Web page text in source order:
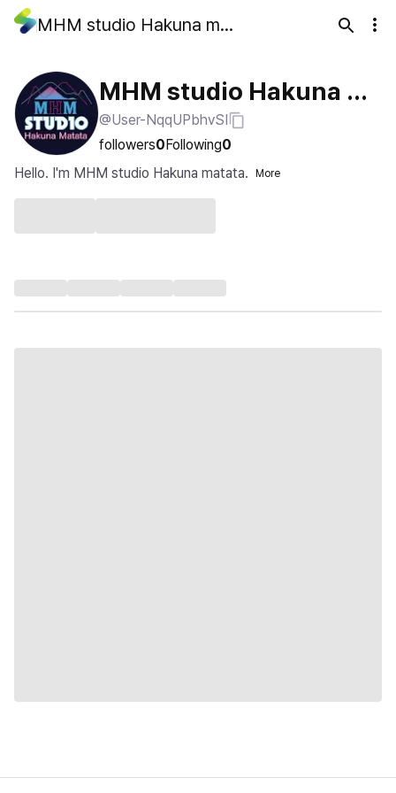
MHM studio Hakuna matata
MHM studio Hakuna m
atata
@User-NqqUPbhvSI
followers0Following0
Hello. I'm MHM studio Hakuna matata.
More